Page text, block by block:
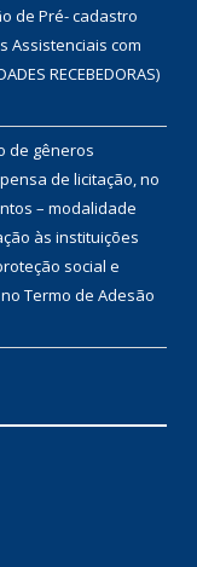
de Pré- cadastro
Assistenciais com
RECEBEDORAS)
de gêneros
de licitação, no
– modalidade
às instituições
social e
Termo de Adesão